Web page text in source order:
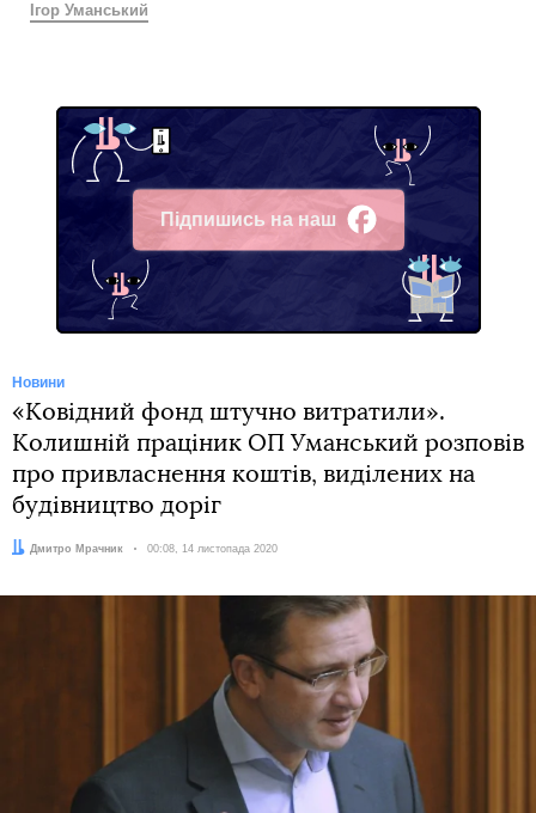
Ігор Уманський
Підпишись на наш
Facebook
Новини
«Ковідний фонд штучно витратили».
Колишній праціник ОП Уманський розповів
про привласнення коштів, виділених на
будівництво доріг
Автор:
Дмитро Мрачник Дата:
00:08, 14 листопада 2020